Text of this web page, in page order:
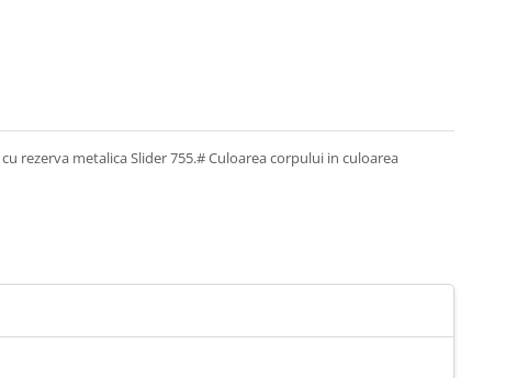
rezerva metalica Slider 755.# Culoarea corpului in culoarea